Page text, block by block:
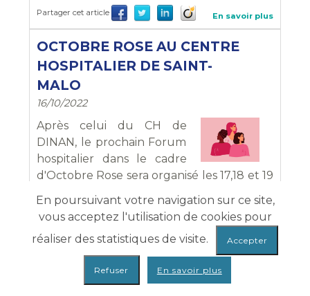
Partager cet article En savoir plus
OCTOBRE ROSE AU CENTRE
HOSPITALIER DE SAINT-
MALO
16/10/2022
Après celui du CH de
DINAN, le prochain Forum
hospitalier dans le cadre
d'Octobre Rose sera organisé les 17,18 et 19
octobre sur le Centre Hospitalier de Saint-
Malo ! Informations de prévention et
d'accompagnement vous attendent !
Partager cet article En savoir plus
En poursuivant votre navigation sur ce site,
vous acceptez l'utilisation de cookies pour
réaliser des statistiques de visite.
En savoir plus